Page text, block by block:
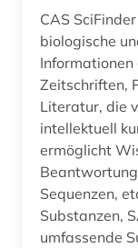
CAS
biologische
Zeitschriften,
Literatur, die
intellektuell
ermöglicht
Sequenzen,
Substanzen,
umfassende